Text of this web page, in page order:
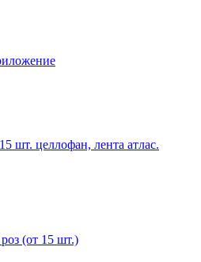
шт. целлофан, лента атлас.
(от 15 шт.)